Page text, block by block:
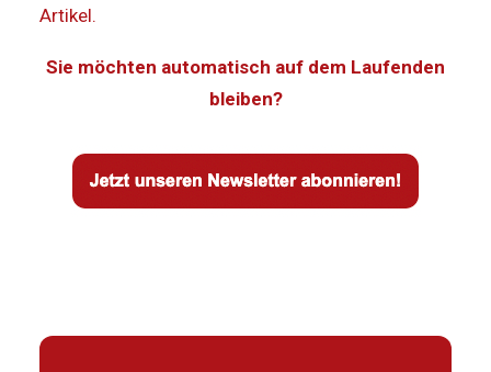
Artikel.
Sie möchten automatisch auf dem Laufenden
bleiben?